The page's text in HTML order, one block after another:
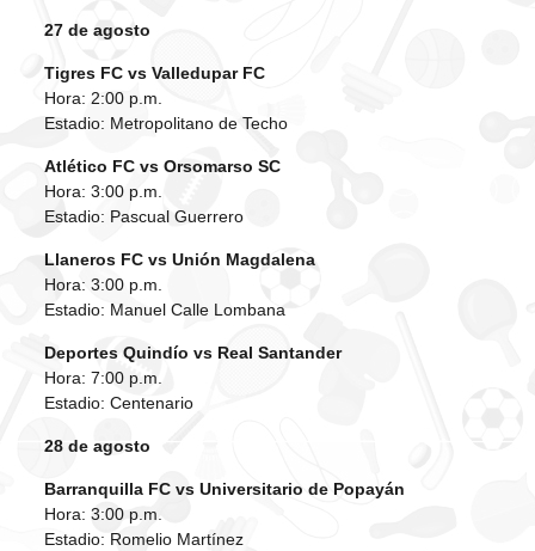
27 de agosto
Tigres FC vs Valledupar FC
Hora: 2:00 p.m.
Estadio: Metropolitano de Techo
Atlético FC vs Orsomarso SC
Hora: 3:00 p.m.
Estadio: Pascual Guerrero
Llaneros FC vs Unión Magdalena
Hora: 3:00 p.m.
Estadio: Manuel Calle Lombana
Deportes Quindío vs Real Santander
Hora: 7:00 p.m.
Estadio: Centenario
28 de agosto
Barranquilla FC vs Universitario de Popayán
Hora: 3:00 p.m.
Estadio: Romelio Martínez